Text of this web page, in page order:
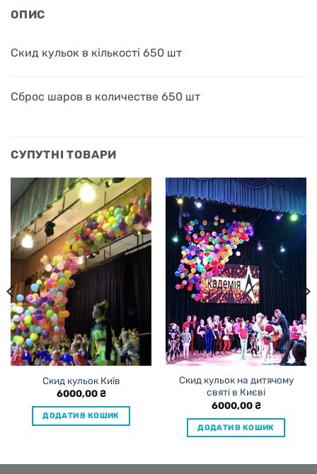
ОПИС
Скид кульок в кількості 650 шт
Сброс шаров в количестве 650 шт
СУПУТНІ ТОВАРИ
Скид кульок Київ
6000,00₴
ДОДАТИ В КОШИК
Скид кульок на дитячому
святі в Києві
6000,00₴
ДОДАТИ В КОШИК